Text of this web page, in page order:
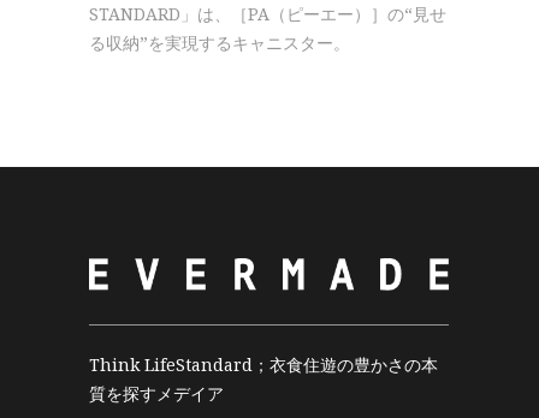
STANDARD」は、［PA（ピーエー）］の“見せ
る収納”を実現するキャニスター。
Think LifeStandard；衣食住遊の豊かさの本
質を探すメデイア